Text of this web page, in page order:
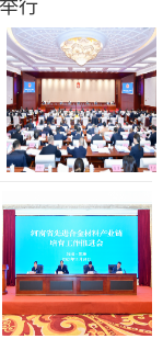
行